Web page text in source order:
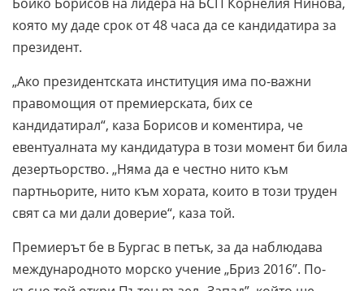
която му даде срок от 48 часа да се кандидатира за
президент.
„Ако президентската институция има по-важни
правомощия от премиерската, бих се
кандидатирал“, каза Борисов и коментира, че
евентуалната му кандидатура в този момент би била
дезертьорство. „Няма да е честно нито към
партньорите, нито към хората, които в този труден
свят са ми дали доверие“, каза той.
Премиерът бе в Бургас в петък, за да наблюдава
международното морско учение „Бриз 2016”. По-